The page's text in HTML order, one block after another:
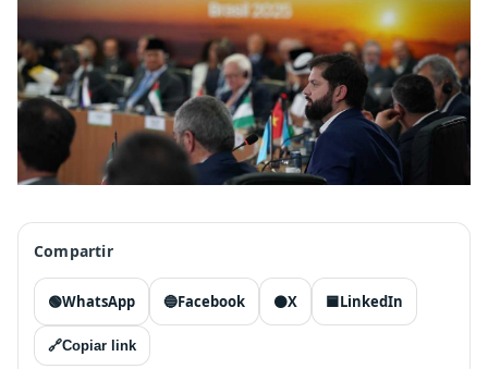
Compartir
🟢WhatsApp 🔵Facebook ⚫X 🟦LinkedIn
🔗Copiar link